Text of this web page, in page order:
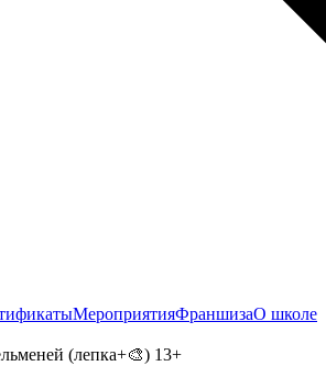
МероприятияФраншизаО школе
(лепка+🎨) 13+